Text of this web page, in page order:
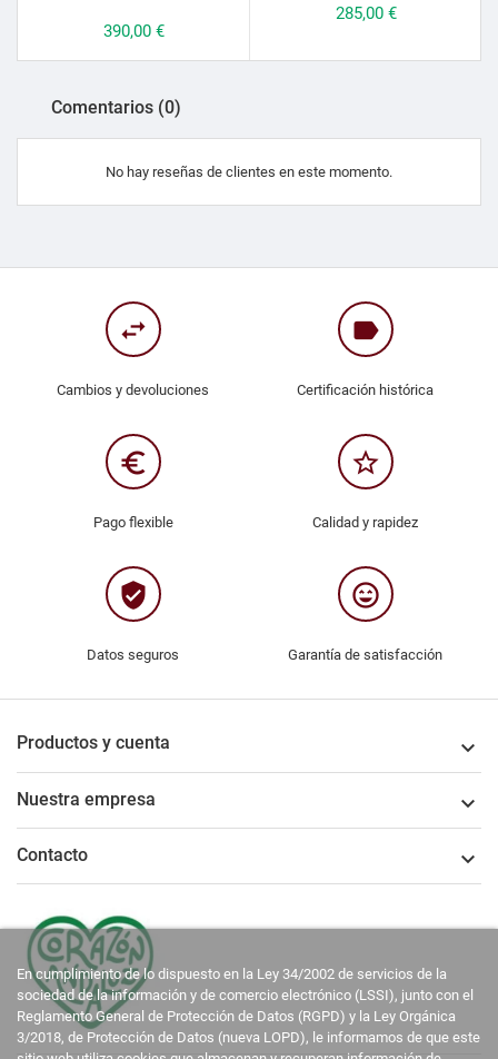
Precio
390,00 €
Precio
285,00 €
Comentarios (0)
No hay reseñas de clientes en este momento.
swap_horiz
Cambios y devoluciones
label
Certificación histórica
euro_symbol
Pago flexible
star_border
Calidad y rapidez
verified_user
Datos seguros
sentiment_very_satisfied
Garantía de satisfacción
Productos y cuenta 
Nuestra empresa 
Contacto 
En cumplimiento de lo dispuesto en la Ley 34/2002 de servicios de la
sociedad de la información y de comercio electrónico (LSSI), junto con el
Reglamento General de Protección de Datos (RGPD) y la Ley Orgánica
3/2018, de Protección de Datos (nueva LOPD), le informamos de que este